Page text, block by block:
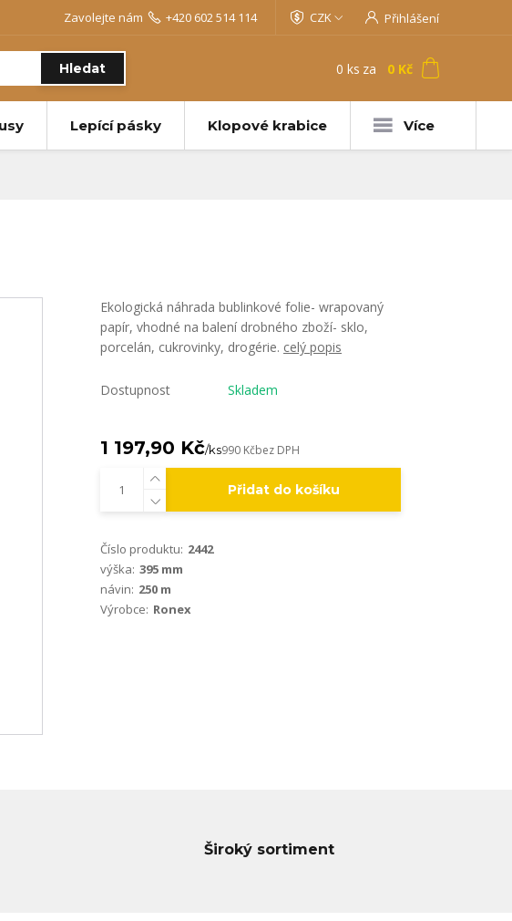
CZK Přihlášení
Hledat
Zavolejte nám +420 602 514 114
0 ks za 0 Kč
Lepící pásky Klopové krabice Více
Ekologická náhrada bublinkové folie- wrapovaný
papír, vhodné na balení drobného zboží- sklo,
porcelán, cukrovinky, drogérie. celý popis
Dostupnost Skladem
1 197,90 Kč/ks990 Kčbez DPH
Přidat do košíku
Číslo produktu: 2442
výška: 395 mm
návin: 250 m
Výrobce: Ronex
Široký sortiment